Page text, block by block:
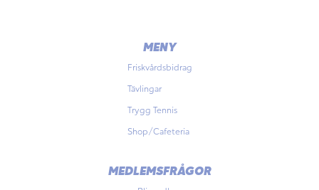
MENY
Friskvårdsbidrag
Tävlingar
Trygg Tennis
Shop/Cafeteria
MEDLEMSFRÅGOR